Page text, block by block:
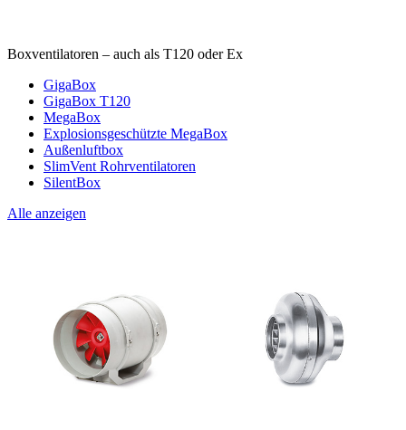
Boxventilatoren – auch als T120 oder Ex
GigaBox
GigaBox T120
MegaBox
Explosionsgeschützte MegaBox
Außenluftbox
SlimVent Rohrventilatoren
SilentBox
Alle anzeigen